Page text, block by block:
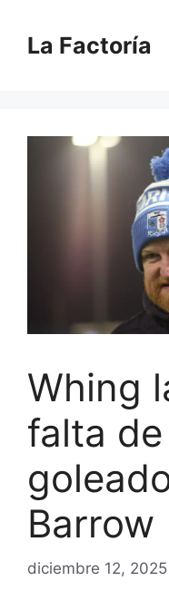
contenido
La Factoría
Whing
falta
Barrow
diciembre 12, 2025